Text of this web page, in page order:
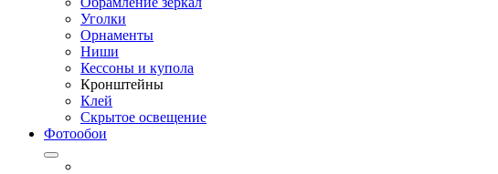
Уголки
Орнаменты
Ниши
Кессоны и купола
Кронштейны
Клей
Скрытое освещение
Фотообои